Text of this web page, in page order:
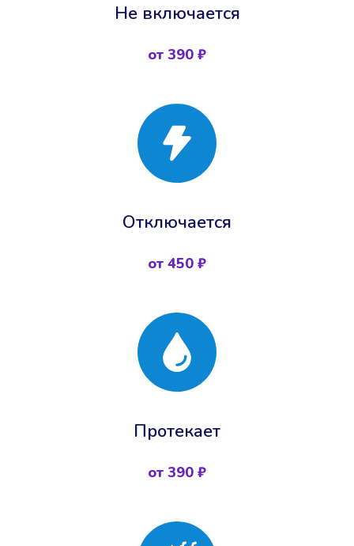
Не включается
от 390 ₽
Отключается
от 450 ₽
Протекает
от 390 ₽